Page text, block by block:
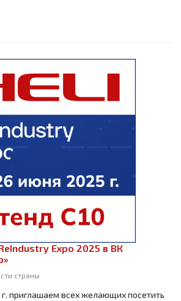
Expo 2025 в ВК
страны
приглашаем всех желающих посетить